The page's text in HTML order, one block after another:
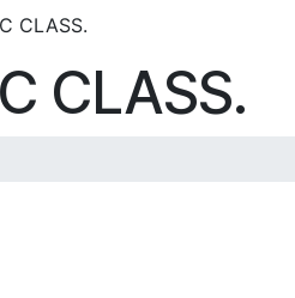
CLASS.
CLASS.